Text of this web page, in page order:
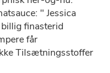
" Jessica
finasterid
får
Tilsætningsstoffer